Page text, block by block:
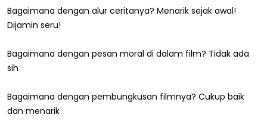
Bagaimana dengan alur ceritanya? Menarik sejak awal!
Dijamin seru!
Bagaimana dengan pesan moral di dalam film? Tidak ada
sih
Bagaimana dengan pembungkusan filmnya? Cukup baik
dan menarik